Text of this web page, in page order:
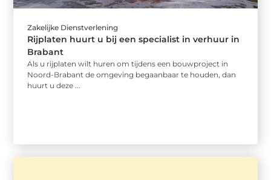
Zakelijke Dienstverlening
Rijplaten huurt u bij een specialist in verhuur in
Brabant
Als u rijplaten wilt huren om tijdens een bouwproject in
Noord-Brabant de omgeving begaanbaar te houden, dan
huurt u deze ...